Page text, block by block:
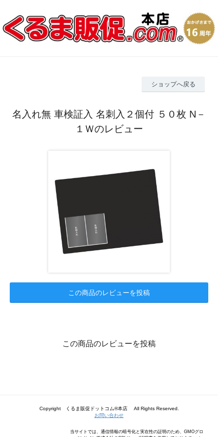
ショップへ戻る
名入れ無 車検証入 名刺入２個付 ５０枚 N－
１Ｗのレビュー
この商品のレビューを投稿
この商品のレビューを投稿
Copyright くるま販促ドットコム®本店 All Rights Reserved.
お問い合わせ
当サイトでは、通信情報の暗号化と実在性の証明のため、GMOグロ